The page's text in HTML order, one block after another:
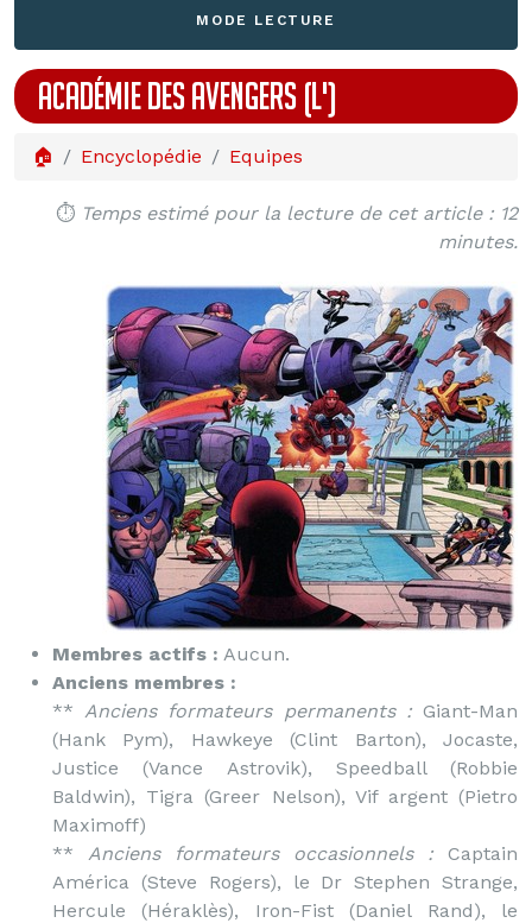
MODE LECTURE
ACADÉMIE DES AVENGERS (L')
🏠 Encyclopédie Equipes
⏱️ Temps estimé pour la lecture de cet article : 12
minutes.
Membres actifs : Aucun.
Anciens membres :
**Anciens formateurs permanents :Giant-Man
(Hank Pym), Hawkeye (Clint Barton), Jocaste,
Justice (Vance Astrovik), Speedball (Robbie
Baldwin), Tigra (Greer Nelson), Vif argent (Pietro
Maximoff)
** Anciens formateurs occasionnels : Captain
América (Steve Rogers), le Dr Stephen Strange,
Hercule (Héraklès), Iron-Fist (Daniel Rand), le